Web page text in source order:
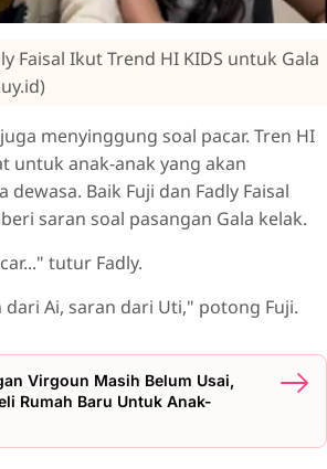
Faisal Ikut Trend HI KIDS untuk Gala
menyinggung soal pacar. Tren HI
untuk anak-anak yang akan
Baik Fuji dan Fadly Faisal
saran soal pasangan Gala kelak.
tutur Fadly.
dari Ai, saran dari Uti," potong Fuji.
Virgoun Masih Belum Usai,
Rumah Baru Untuk Anak-